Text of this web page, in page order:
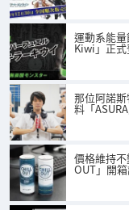
運動系能
Kiwi」正式
那位阿諾
料「
價格維持
OUT」開箱